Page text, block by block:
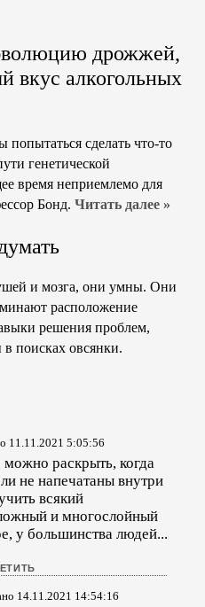
дрожжей,
вкус алкогольных
попытаться сделать что-то
генетической
время неприемлемо для
Бонд. Читать далее »
и мозга, они умны. Они
расположение
решения проблем,
поисках овсянки.
11.11.2021 5:05:56
раскрыть, когда
не напечатаны внутри
всякий
и многослойный
у большинства людей...
14.11.2021 14:54:16